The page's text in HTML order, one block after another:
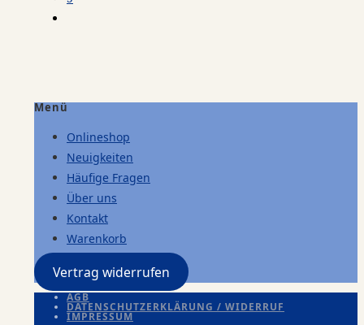
Menü
Onlineshop
Neuigkeiten
Häufige Fragen
Über uns
Kontakt
Warenkorb
Vertrag widerrufen
AGB
DATENSCHUTZERKLÄRUNG / WIDERRUF
IMPRESSUM